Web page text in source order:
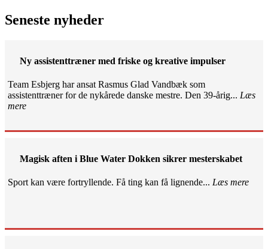
Seneste nyheder
Ny assistenttræner med friske og kreative impulser
Team Esbjerg har ansat Rasmus Glad Vandbæk som
assistenttræner for de nykårede danske mestre. Den 39-årig... Læs
mere
Magisk aften i Blue Water Dokken sikrer mesterskabet
Sport kan være fortryllende. Få ting kan få lignende... Læs mere